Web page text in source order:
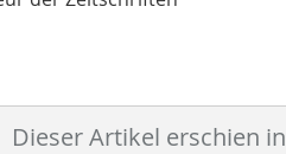
Dieser Artikel erschien in